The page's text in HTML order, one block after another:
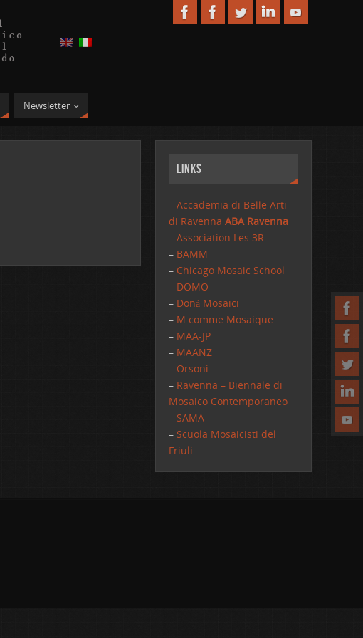
Newsletter
Links
– Accademia di Belle Arti
di RavennaABA Ravenna
–Association Les 3R
– BAMM
– Chicago Mosaic School
– DOMO
– Donà Mosaici
– M comme Mosaique
– MAA-JP
– MAANZ
– Orsoni
– Ravenna – Biennale di
Mosaico Contemporaneo
– SAMA
– Scuola Mosaicisti del
Friuli